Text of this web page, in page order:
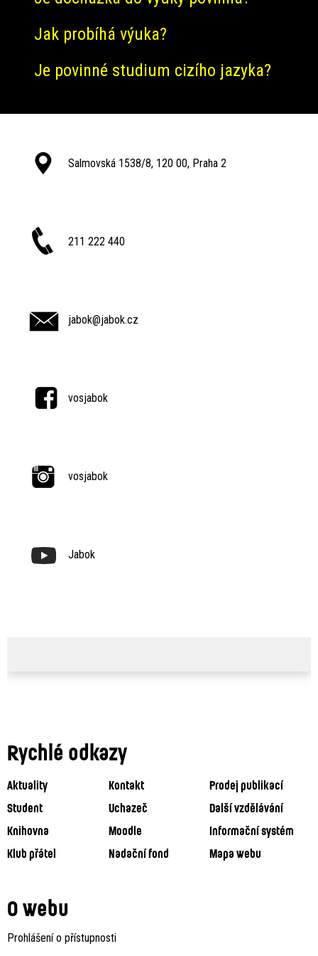
Jak probíhá výuka?
Je povinné studium cizího jazyka?
Salmovská 1538/8, 120 00, Praha 2
211 222 440
jabok@jabok.cz
vosjabok
vosjabok
Jabok
Rychlé odkazy
Aktuality Kontakt
Prodej publikací
Student
Uchazeč
Další vzdělávání
Knihovna
Moodle
Informační systém
Klub přátel
Nadační fond Mapa webu
O webu
Prohlášení o přístupnosti